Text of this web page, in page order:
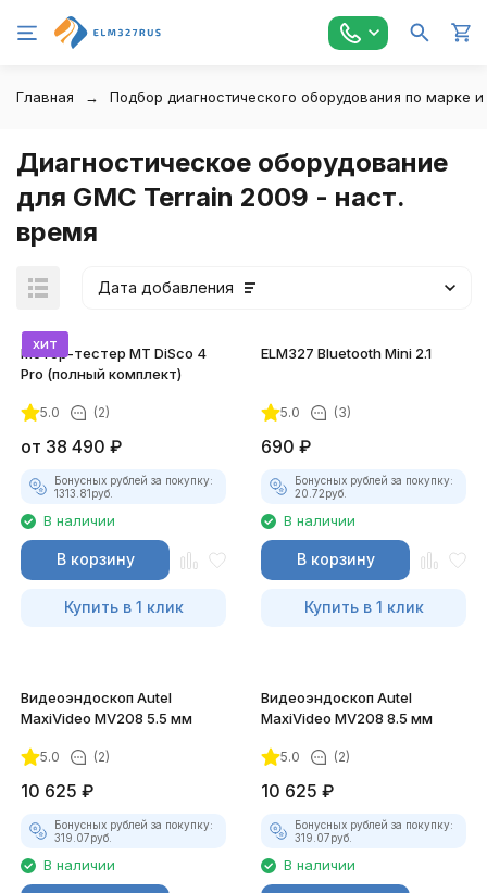
Главная Подбор диагностического оборудования по марке
Диагностическое оборудование
для GMC Terrain 2009 - наст.
время
Дата добавления
хит
Мотор-тестер MT DiSco 4
Pro (полный комплект)
5.0 (2)
от 38 490 ₽
Бонусных рублей за покупку:
1313.81руб.
В наличии
В корзину
Купить в 1 клик
ELM327 Bluetooth Mini 2.1
5.0 (3)
690 ₽
Бонусных рублей за покупку:
20.72руб.
В наличии
В корзину
Купить в 1 клик
Видеоэндоскоп Autel
MaxiVideo MV208 5.5 мм
5.0 (2)
10 625 ₽
Бонусных рублей за покупку:
319.07руб.
В наличии
Видеоэндоскоп Autel
MaxiVideo MV208 8.5 мм
5.0 (2)
10 625 ₽
Бонусных рублей за покупку:
319.07руб.
В наличии